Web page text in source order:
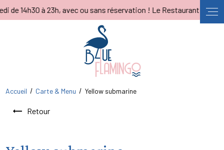
Accueil Carte & Menu Yellow submarine
Retour
14h30 à 23h, avec ou sans réservation ! Le Restaurant est